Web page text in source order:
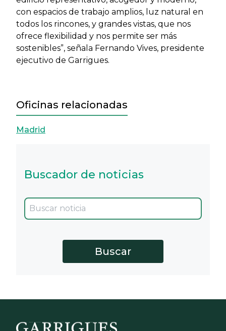
con espacios de trabajo amplios, luz natural en
todos los rincones, y grandes vistas, que nos
ofrece flexibilidad y nos permite ser más
sostenibles”, señala Fernando Vives, presidente
ejecutivo de Garrigues.
Oficinas relacionadas
Madrid
Buscador de noticias